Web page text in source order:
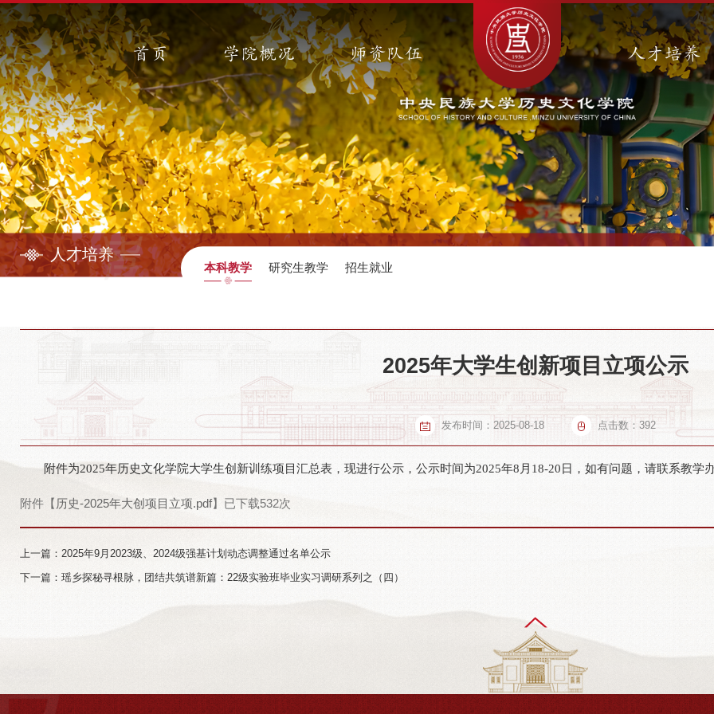
首页 学院概况 师资队伍 人才培养
人才培养
本科教学 研究生教学 招生就业
2025年大学生创新项目立项公示
发布时间：2025-08-18 点击数：392
附件为2025年历史文化学院大学生创新训练项目汇总表，现进行公示，公示时间为2025年8月18-20日，如有问题，请联系教学
附件【 历史-2025年大创项目立项.pdf】已下载532次
上一篇：2025年9月2023级、2024级强基计划动态调整通过名单公示
下一篇：瑶乡探秘寻根脉，团结共筑谱新篇：22级实验班毕业实习调研系列之（四）